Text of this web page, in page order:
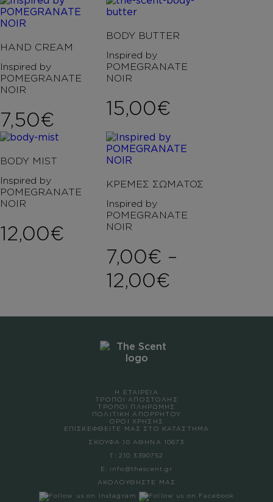
HAND CREAM
Inspired by
POMEGRANATE
NOIR
7,50€
BODY BUTTER
Inspired by
POMEGRANATE
NOIR
15,00€
BODY MIST
Inspired by
POMEGRANATE
NOIR
12,00€
ΚΡΕΜΕΣ ΣΩΜΑΤΟΣ
Inspired by
POMEGRANATE
NOIR
7,00€ –
12,00€
Η ΕΤΑΙΡΕΙΑ
ΤΡΟΠΟΙ ΑΠΟΣΤΟΛΗΣ
ΤΡΟΠΟΙ ΠΛΗΡΩΜΗΣ
ΠΟΛΙΤΙΚΗ ΑΠΟΡΡΗΤΟΥ
ΟΡΟΙ ΧΡΗΣΗΣ
ΕΠΙΣΚΕΦΘΕΙΤΕ ΜΑΣ ΣΤΟ ΚΑΤΑΣΤΗΜΑ
ΣΚΟΥΦΑ 10 ΑΘΗΝΑ 10673
Τ: 210 3390752
Ε: info@thescent.gr
ΑΚΟΛΟΥΘΗΣΤΕ ΜΑΣ